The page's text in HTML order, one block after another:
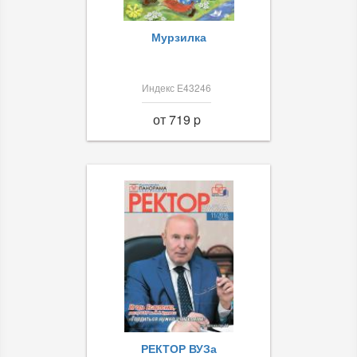
Мурзилка
Индекс Е43246
от 719 p
РЕКТОР ВУЗа